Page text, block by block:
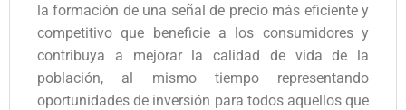
la formación de una señal de precio más eficiente y
competitivo que beneficie a los consumidores y
contribuya a mejorar la calidad de vida de la
población, al mismo tiempo representando
oportunidades de inversión para todos aquellos que